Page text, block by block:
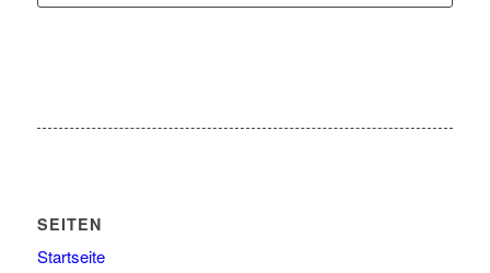
SEITEN
Startseite